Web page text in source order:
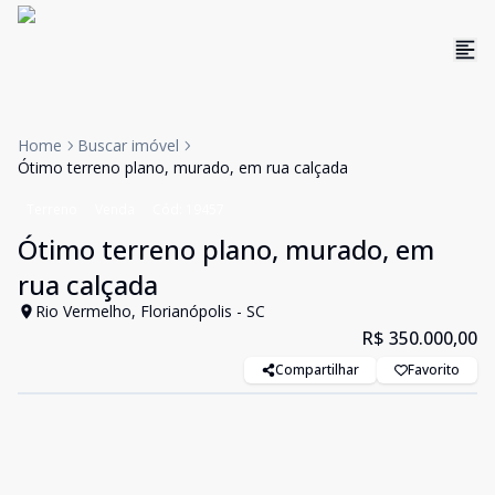
Home
Buscar imóvel
Ótimo terreno plano, murado, em rua calçada
Ótimo terreno plano, murado, em
rua calçada
Rio Vermelho, Florianópolis - SC
R$ 350.000,00
Compartilhar Favorito